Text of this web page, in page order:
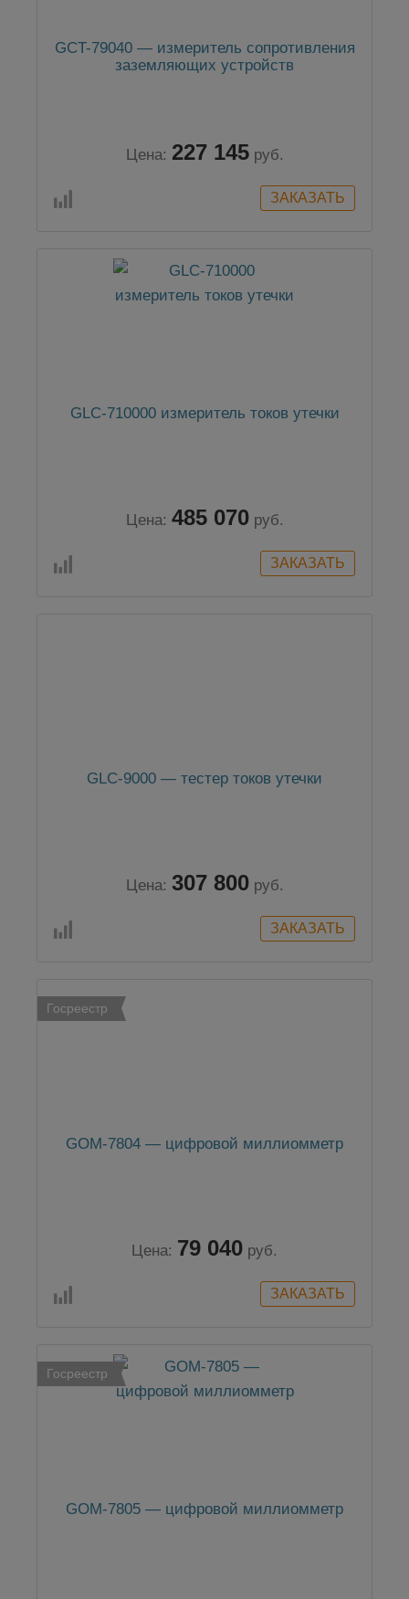
GCT-79040 — измеритель сопротивления
заземляющих устройств
Цена: 227 145 руб.
GLC-710000 измеритель токов утечки
Цена: 485 070 руб.
GLC-9000 — тестер токов утечки
Цена: 307 800 руб.
Госреестр
GOM-7804 — цифровой миллиомметр
Цена: 79 040 руб.
Госреестр
GOM-7805 — цифровой миллиомметр